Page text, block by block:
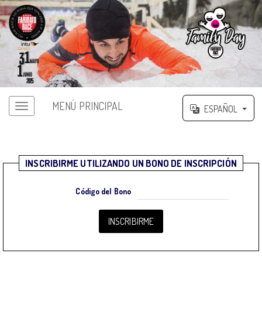
MENÚ PRINCIPAL ESPAÑOL
INSCRIBIRME UTILIZANDO UN BONO DE INSCRIPCIÓN
Código del Bono